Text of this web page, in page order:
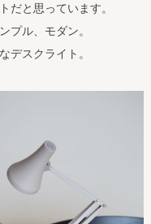
だと思っています。
プル、モダン。
デスクライト。